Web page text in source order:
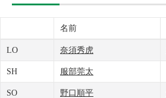
名前
LO 奈須秀虎
SH 服部莞太
SO 野口順平